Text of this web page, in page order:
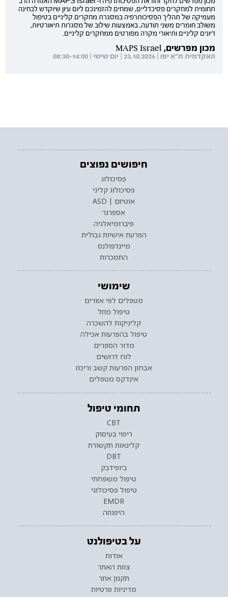
תחומית למחקרים פסיכדליים, שמחים להזמינכם ליום עיון שיוקדש לבחינה
מעמיקה של תהליך הפסיכותרפיה במסגרת מחקרים קליניים בטיפול
משולב חומרים משני תודעה, באמצעות שילוב של מסגרות תיאורטיות,
דיונים קליניים ותיאורי מקרה מפורטים ממחקרים קליניים.
מכון מפרשים, MAPS Israel
האקדמית ת"א יפו | 23.10.2026 | יום שישי | 08:30-14:00
חיפושים נפוצים
פסיכולוג
פסיכולוג קליני
אוטיזם | ASD
אספרגר
פיברומיאלגיה
הפרעת אישיות גבולית
מיינדפולנס
התמכרות
שימושי
מטפלים לפי אזורים
טיפול מוזל
קליניקות להשכרה
טיפול בהפרעות אכילה
מדור הספרים
לוח דרושים
אבחון הפרעות קשב וריכוז
אינדקס מטפלים
תחומי טיפול
CBT
ריפוי בעיסוק
קלינאות תקשורת
DBT
ביופידבק
טיפול משפחתי
טיפול פסיכולוגי
EMDR
היפנוזה
על בטיפולנט
אודות
צוות האתר
תקנון אתר
מדיניות פרטיות